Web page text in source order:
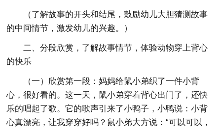
（了解故事的开头和结尾，鼓励幼儿大胆猜测故事
的中间情节，激发幼儿的兴趣。）
二、分段欣赏，了解故事情节，体验动物穿上背心
的快乐
（一）欣赏第一段：妈妈给鼠小弟织了一件小背
心，很好看的。这一天，鼠小弟穿着背心出门了，还快
乐的唱起了歌。它的歌声引来了小鸭子，小鸭说：小背
心真漂亮，让我穿穿好吗？鼠小弟大方说：“可以可以，